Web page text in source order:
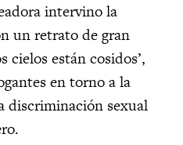
intervino la
un retrato de gran
cielos están cosidos’,
en torno a la
discriminación sexual